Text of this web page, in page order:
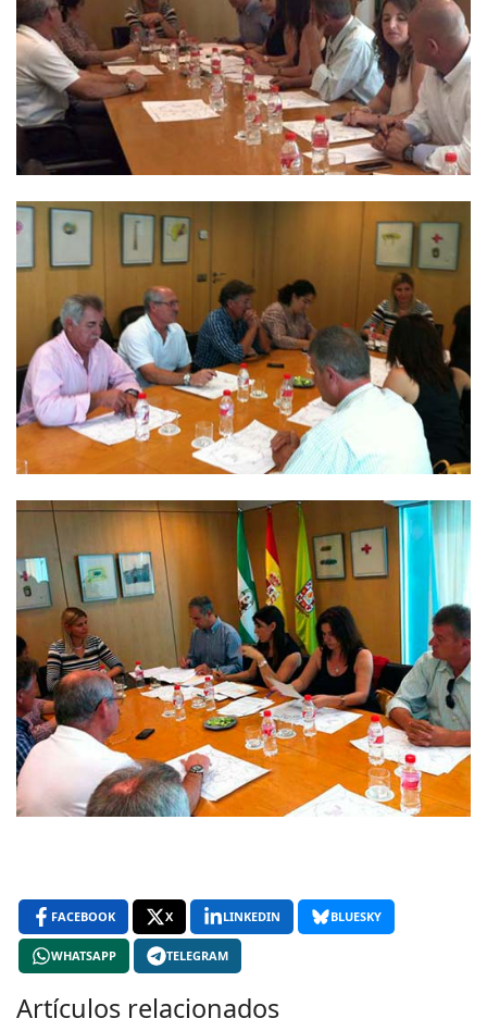
FACEBOOK X LINKEDIN BLUESKY
WHATSAPP TELEGRAM
Artículos relacionados